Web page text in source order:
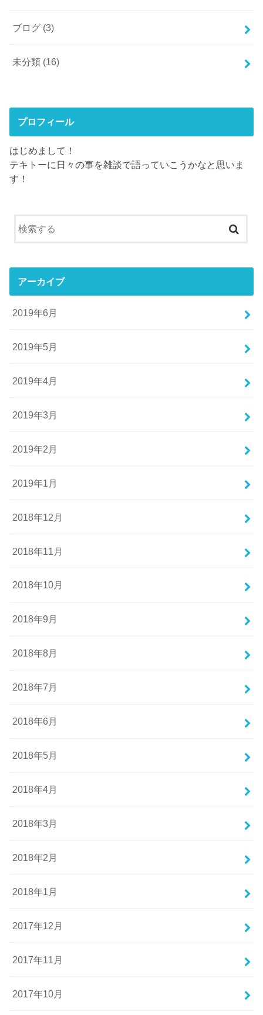
ブログ (3)
未分類 (16)
プロフィール
はじめまして！
テキトーに日々の事を雑談で語っていこうかなと思いま
す！
アーカイブ
2019年6月
2019年5月
2019年4月
2019年3月
2019年2月
2019年1月
2018年12月
2018年11月
2018年10月
2018年9月
2018年8月
2018年7月
2018年6月
2018年5月
2018年4月
2018年3月
2018年2月
2018年1月
2017年12月
2017年11月
2017年10月